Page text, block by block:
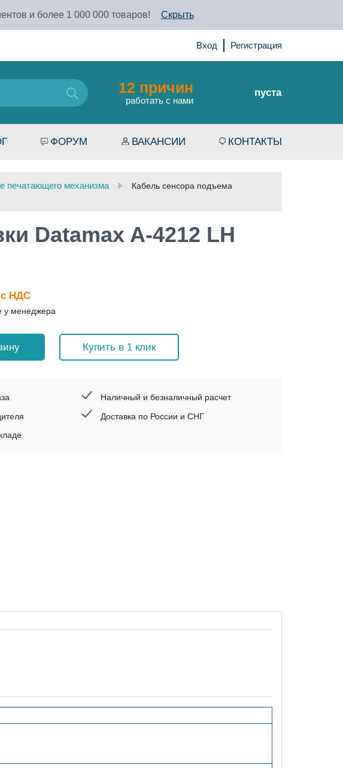
и более 1 000 000 товаров! Скрыть
Вход Регистрация
12 причин
работать с нами
пуста
ФОРУМ ВАКАНСИИ КОНТАКТЫ
печатающего механизма
Кабель сенсора подъема
Datamax A-4212 LH
с НДС
у менеджера
Купить в 1 клик
Наличный и безналичный расчет
Доставка по России и СНГ